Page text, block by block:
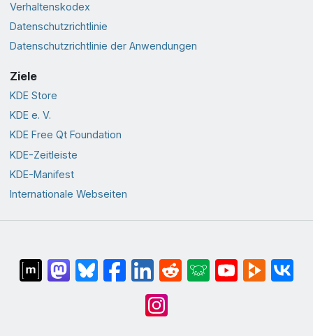
Verhaltenskodex
Datenschutzrichtlinie
Datenschutzrichtlinie der Anwendungen
Ziele
KDE Store
KDE e. V.
KDE Free Qt Foundation
KDE-Zeitleiste
KDE-Manifest
Internationale Webseiten